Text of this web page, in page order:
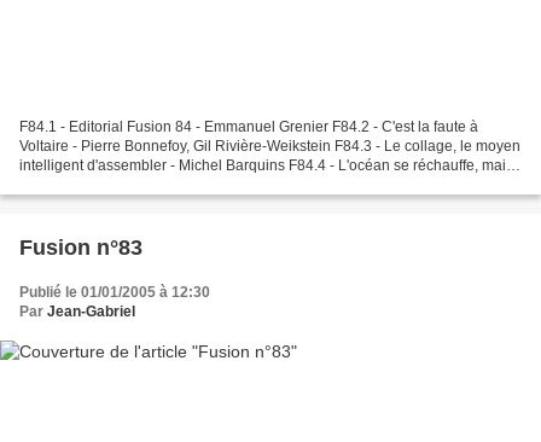
F84.1 - Editorial Fusion 84 - Emmanuel Grenier F84.2 - C'est la faute à
Voltaire - Pierre Bonnefoy, Gil Rivière-Weikstein F84.3 - Le collage, le moyen
intelligent d'assembler - Michel Barquins F84.4 - L'océan se réchauffe, mais
Fusion n°83
Publié le 01/01/2005 à 12:30
Par Jean-Gabriel